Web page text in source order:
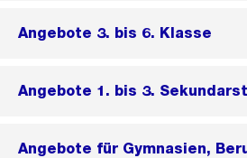
Angebote 3. bis 6. Klasse
Angebote 1. bis 3.
Angebote für Gymnasien,